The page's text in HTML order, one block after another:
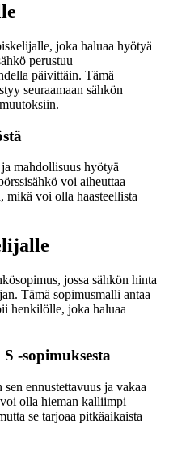
joka haluaa hyötyä
perustuu
päivittäin. Tämä
seuraamaan sähkön
mahdollisuus hyötyä
voi aiheuttaa
mikä voi olla haasteellista
jossa sähkön hinta
Tämä sopimusmalli antaa
henkilölle, joka haluaa
-sopimuksesta
ennustettavuus ja vakaa
olla hieman kalliimpi
se tarjoaa pitkäaikaista